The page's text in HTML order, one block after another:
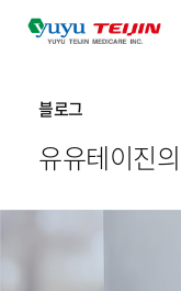
블로그
유유테이진의